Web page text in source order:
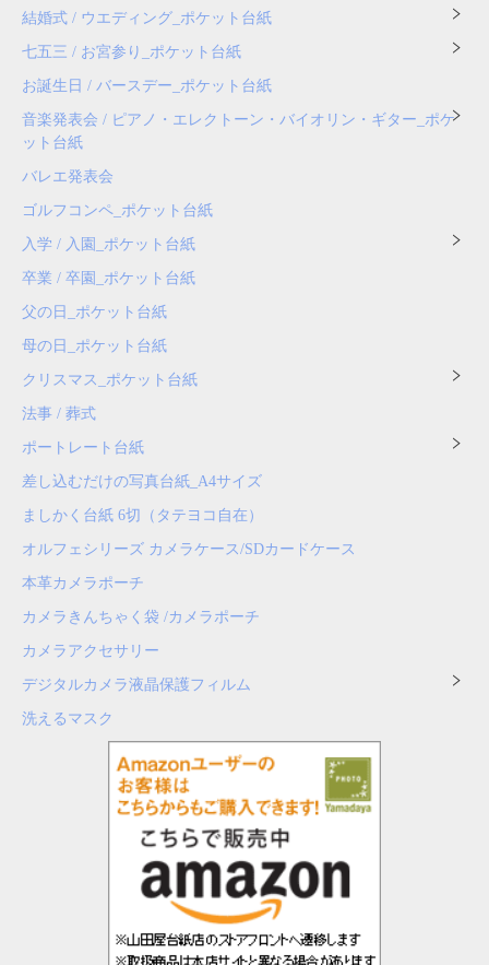
結婚式 / ウエディング_ポケット台紙
七五三 / お宮参り_ポケット台紙
お誕生日 / バースデー_ポケット台紙
音楽発表会 / ピアノ・エレクトーン・バイオリン・ギター_ポケ
ット台紙
バレエ発表会
ゴルフコンペ_ポケット台紙
入学 / 入園_ポケット台紙
卒業 / 卒園_ポケット台紙
父の日_ポケット台紙
母の日_ポケット台紙
クリスマス_ポケット台紙
法事 / 葬式
ポートレート台紙
差し込むだけの写真台紙_A4サイズ
ましかく台紙 6切（タテヨコ自在）
オルフェシリーズ カメラケース/SDカードケース
本革カメラポーチ
カメラきんちゃく袋 /カメラポーチ
カメラアクセサリー
デジタルカメラ液晶保護フィルム
洗えるマスク